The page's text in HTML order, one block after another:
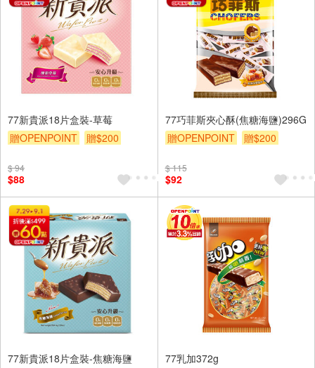
77新貴派18片盒裝-草莓
贈OPENPOINT
贈$200
$ 94
$88
77巧菲斯夾心酥(焦糖海鹽)296G
贈OPENPOINT
贈$200
$ 115
$92
77新貴派18片盒裝-焦糖海鹽
77乳加372g